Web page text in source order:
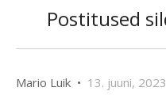
Postitused
Mario Luik • 13. juuni, 2023